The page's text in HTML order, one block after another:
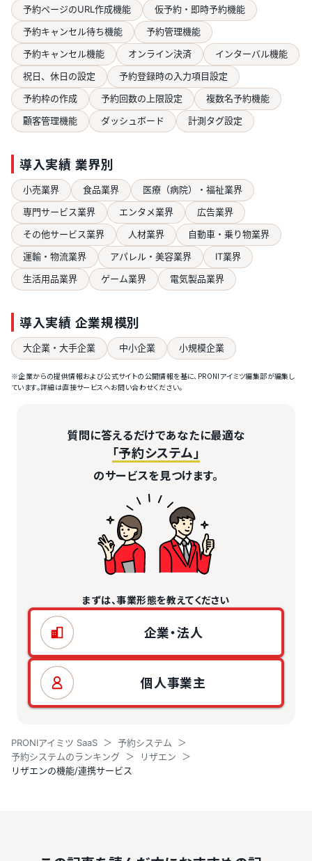
予約ページのURL作成機能
仮予約・即時予約機能
予約キャンセル待ち機能
予約管理機能
予約キャンセル機能
オンライン決済
インターバル機能
祝日、休日の設定
予約登録時の入力項目設定
予約枠の作成
予約回数の上限設定
複数名予約機能
顧客管理機能
ダッシュボード 計測タグ設定
導入実績 業界別
小売業界 食品業界
医療（病院）・福祉業界
専門サービス業界
エンタメ業界
広告業界
その他サービス業界
人材業界
自動車・乗り物業界
運輸・物流業界
アパレル・美容業界
IT業界
生活用品業界
ゲーム業界 電気製品業界
導入実績 企業規模別
大企業・大手企業 中小企業 小規模企業
※企業からの提供情報および公式サイトの公開情報を基に、PRONIアイミツ編集部が編集し
ています。詳細は直接サービスへお問い合わせください。
質問に答えるだけであなたに最適な
「予約システム」
のサービスを見つけます。
まずは、事業形態を教えてください
企業・法人
個人事業主
PRONIアイミツ SaaS
予約システム
予約システムのランキング
リザエン
リザエンの機能/連携サービス